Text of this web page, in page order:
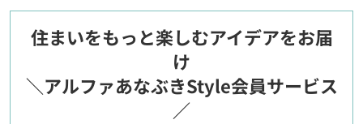
住まいをもっと楽しむアイデアをお届
け
＼アルファあなぶきStyle会員サービス
／